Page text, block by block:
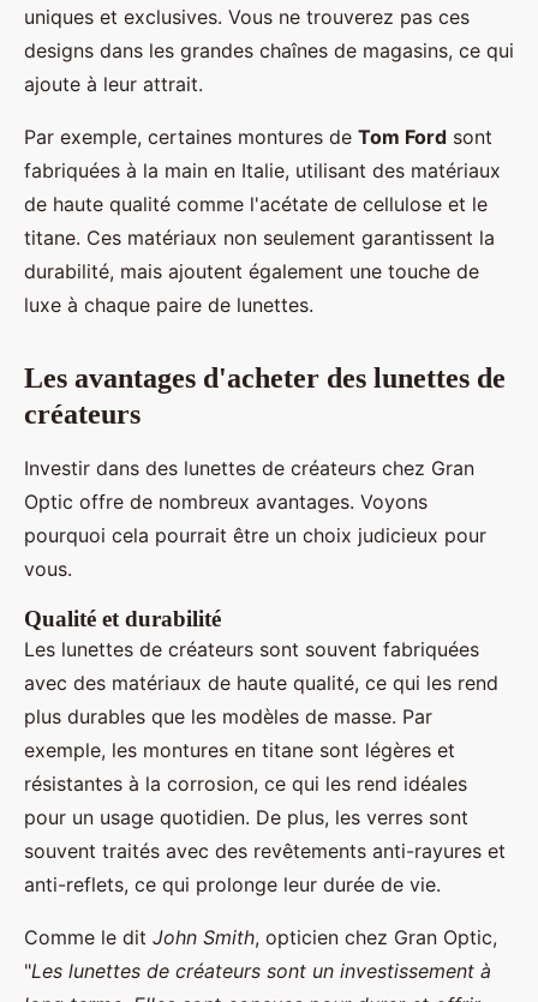
uniques et exclusives. Vous ne trouverez pas ces
designs dans les grandes chaînes de magasins, ce qui
ajoute à leur attrait.
Par exemple, certaines montures de Tom Ford sont
fabriquées à la main en Italie, utilisant des matériaux
de haute qualité comme l'acétate de cellulose et le
titane. Ces matériaux non seulement garantissent la
durabilité, mais ajoutent également une touche de
luxe à chaque paire de lunettes.
Les avantages d'acheter des lunettes de
créateurs
Investir dans des lunettes de créateurs chez Gran
Optic offre de nombreux avantages. Voyons
pourquoi cela pourrait être un choix judicieux pour
vous.
Qualité et durabilité
Les lunettes de créateurs sont souvent fabriquées
avec des matériaux de haute qualité, ce qui les rend
plus durables que les modèles de masse. Par
exemple, les montures en titane sont légères et
résistantes à la corrosion, ce qui les rend idéales
pour un usage quotidien. De plus, les verres sont
souvent traités avec des revêtements anti-rayures et
anti-reflets, ce qui prolonge leur durée de vie.
Comme le dit John Smith, opticien chez Gran Optic,
"Les lunettes de créateurs sont un investissement à